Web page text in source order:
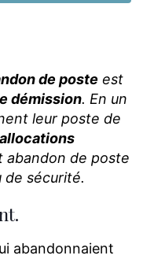
de poste est
démission. En un
leur poste de
allocations
abandon de poste
de sécurité.
abandonnaient